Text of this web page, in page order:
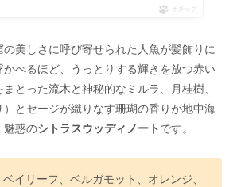
ポチップ
美しさに呼び寄せられた人魚が髪飾りに
かべるほど、うっとりする輝きを放つ赤い
とった流木と神秘的なミルラ、月桂樹、
とセージが織りなす珊瑚の香りが地中海
魅惑のシトラスウッディノート です。
ベイリーフ、ベルガモット、オレンジ、